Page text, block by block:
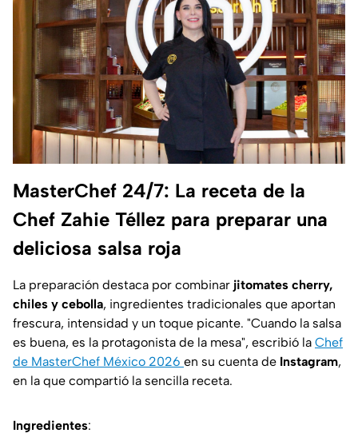
MasterChef 24/7: La receta de la
Chef Zahie Téllez para preparar una
deliciosa salsa roja
La preparación destaca por combinar jitomates cherry,
chiles y cebolla, ingredientes tradicionales que aportan
frescura, intensidad y un toque picante. "Cuando la salsa
es buena, es la protagonista de la mesa", escribió la Chef
de MasterChef México 2026 en su cuenta de Instagram,
en la que compartió la sencilla receta.
Ingredientes: